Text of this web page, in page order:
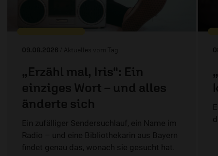
09.08.2026 / Aktuelles vom Tag
„Erzähl mal, Iris": Ein
einziges Wort – und alles
änderte sich
Ein zufälliger Sendersuchlauf, ein Name im
Radio – und eine Bibliothekarin aus Bayern
findet genau das, wonach sie gesucht hat.